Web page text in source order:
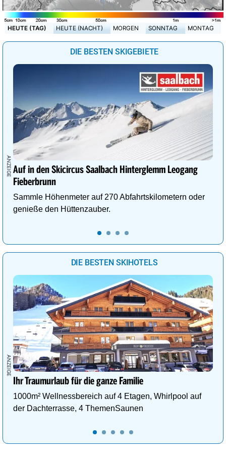
HEUTE (TAG) HEUTE (NACHT) MORGEN SONNTAG MONTAG
DIE BESTEN SKIGEBIETE
Auf in den Skicircus Saalbach Hinterglemm Leogang
Fieberbrunn
Sammle Höhenmeter auf 270 Abfahrtskilometern oder
genieße den Hüttenzauber.
DIE BESTEN SKIHOTELS
Ihr Traumurlaub für die ganze Familie
1000m² Wellnessbereich auf 4 Etagen, Whirlpool auf
der Dachterrasse, 4 ThemenSaunen